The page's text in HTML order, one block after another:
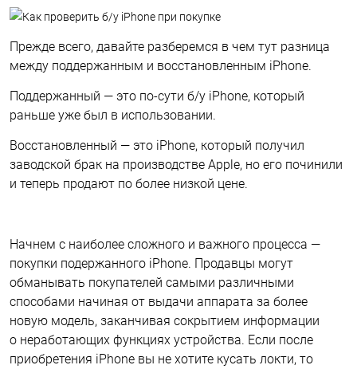
Прежде всего, давайте разберемся в чем тут разница
между поддержанным и восстановленным iPhone.
Поддержанный — это по-сути б/у iPhone, который
раньше уже был в использовании.
Восстановленный — это iPhone, который получил
заводской брак на производстве Apple, но его починили
и теперь продают по более низкой цене.
Начнем с наиболее сложного и важного процесса —
покупки подержанного iPhone. Продавцы могут
обманывать покупателей самыми различными
способами начиная от выдачи аппарата за более
новую модель, заканчивая сокрытием информации
о неработающих функциях устройства. Если после
приобретения iPhone вы не хотите кусать локти, то